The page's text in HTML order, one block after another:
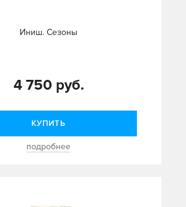
Иниш. Сезоны
4 750 руб.
КУПИТЬ
подробнее